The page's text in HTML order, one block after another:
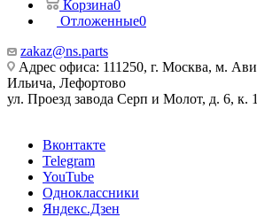
Корзина0
Отложенные0
zakaz@ns.parts
Адрес офиса: 111250, г. Москва, м.
Ильича, Лефортово
ул. Проезд завода Серп и Молот, д. 6, к. 1
Вконтакте
Telegram
YouTube
Одноклассники
Яндекс.Дзен